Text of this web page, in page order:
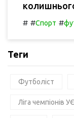
# #Спорт #
Теги
Футболіст
Ліга чемпіонів